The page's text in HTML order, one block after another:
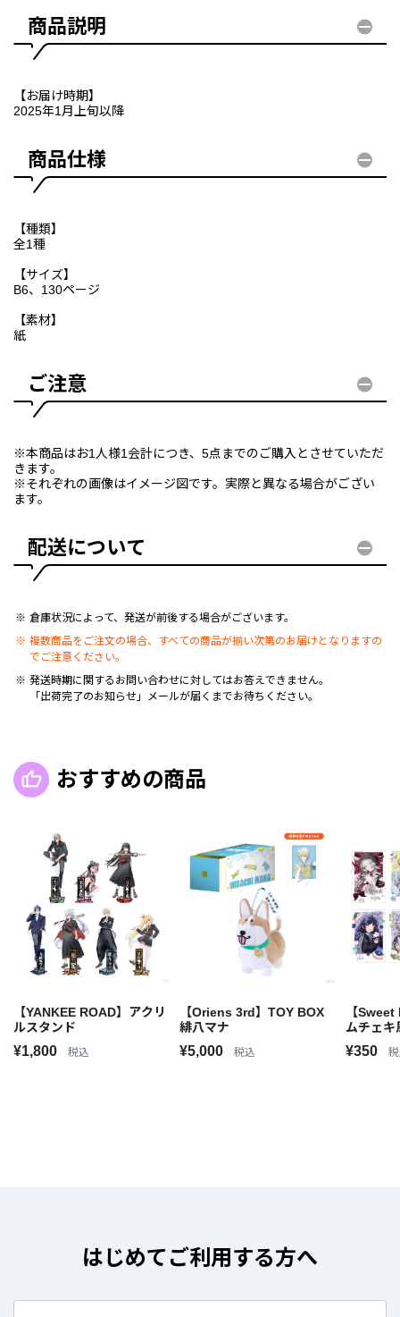
商品説明
【お届け時期】
2025年1月上旬以降
商品仕様
【種類】
全1種
【サイズ】
B6、130ページ
【素材】
紙
ご注意
※本商品はお1人様1会計につき、5点までのご購入とさせていただ
きます。
※それぞれの画像はイメージ図です。実際と異なる場合がござい
ます。
配送について
倉庫状況によって、発送が前後する場合がございます。
複数商品をご注文の場合、すべての商品が揃い次第のお届けとなりますの
でご注意ください。
発送時期に関するお問い合わせに対してはお答えできません。
「出荷完了のお知らせ」メールが届くまでお待ちください。
おすすめの商品
【YANKEE ROAD】アクリ
ルスタンド
¥1,800 税込
【Oriens 3rd】TOY BOX
緋八マナ
¥5,000 税込
【
ムチェキ
¥350
はじめてご利用する方へ